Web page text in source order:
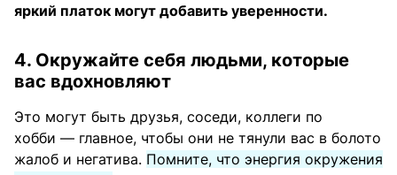
яркий платок могут добавить уверенности.
4. Окружайте себя людьми, которые
вас вдохновляют
Это могут быть друзья, соседи, коллеги по
хобби — главное, чтобы они не тянули вас в болото
жалоб и негатива. Помните, что энергия окружения